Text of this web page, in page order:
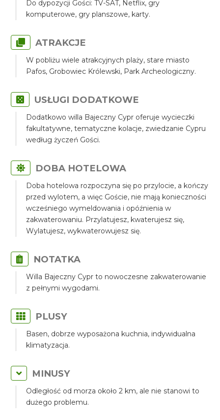
Do dypozycji Gości: TV-SAT, Netflix, gry
komputerowe, gry planszowe, karty.
ATRAKCJE
W pobliżu wiele atrakcyjnych plaży, stare miasto
Pafos, Grobowiec Królewski, Park Archeologiczny.
USŁUGI DODATKOWE
Dodatkowo willa Bajeczny Cypr oferuje wycieczki
fakultatywne, tematyczne kolacje, zwiedzanie Cypru
według życzeń Gości.
DOBA HOTELOWA
Doba hotelowa rozpoczyna się po przylocie, a kończy
przed wylotem, a więc Goście, nie mają konieczności
wcześniego wymeldowania i opóźnienia w
zakwaterowaniu. Przylatujesz, kwaterujesz się,
Wylatujesz, wykwaterowujesz się.
NOTATKA
Willa Bajeczny Cypr to nowoczesne zakwaterowanie
z pełnymi wygodami.
PLUSY
Basen, dobrze wyposażona kuchnia, indywidualna
klimatyzacja.
MINUSY
Odległość od morza około 2 km, ale nie stanowi to
dużego problemu.